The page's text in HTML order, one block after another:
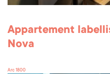
Appartement
Nova
Arc 1800